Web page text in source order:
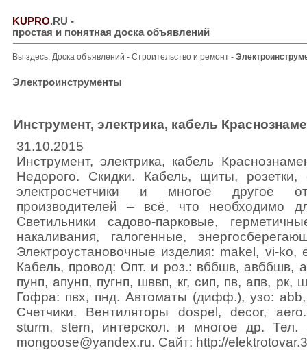
KUPRO.RU -
простая и понятная доска объявлений
Вы здесь: Доска объявлений - Строительство и ремонт -
Электроинструменты
Инструмент, электрика, кабель
31.10.2015
Инструмент, электрика, кабель
Недорого. Скидки. Кабель, щиты, розетки,
электросчетчики и многое другое
производителей – всё, что необходимо
Светильники садово-парковые,
накаливания, галогенные,
Электроустановочные изделия: makel, vi-ko,
Кабель, провод: Опт. и роз.: вббшв, авббшв,
пунп, апунп, пугнп, шввп, кг, сип, пв, апв, рк,
Гофра: пвх, пнд. Автоматы (дифф.), узо:
Счетчики. Вентиляторы dospel, decor,
sturm, stern, интерскол. и многое др. Тел.
mongoose@yandex.ru. Сайт: http://